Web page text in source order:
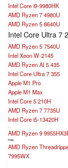
Intel Core i9-9980HK
AMD Ryzen 7 4980U
AMD Ryzen 5 8640U
Intel Core Ultra 7
AMD Ryzen 5 7540U
Intel Xeon W-2145
AMD Ryzen AI 5 435
Intel Core Ultra 7 355
Apple M1 Pro
Apple M1 Max
Intel Core 5 210H
AMD Ryzen 7 7735U
Intel Core i5-13420H
...
AMD Ryzen 9
max:
AMD Ryzen
7995WX